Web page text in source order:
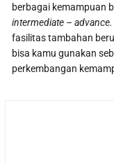
berbagai kemampuan
intermediate –
fasilitas tambahan
bisa kamu gunakan
perkembangan